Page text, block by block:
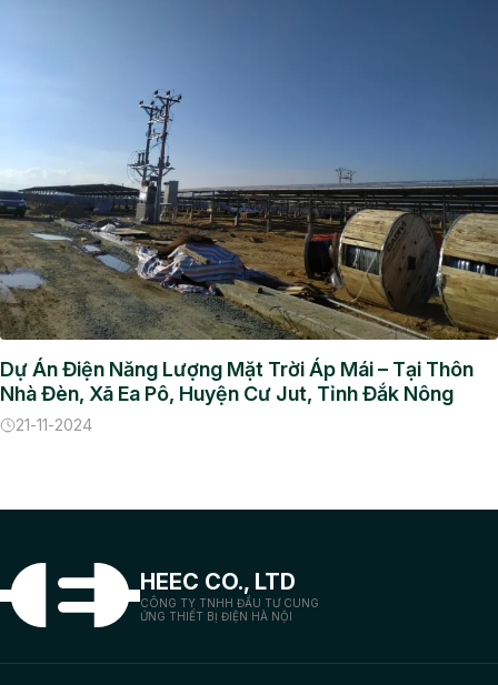
Dự Án Điện Năng Lượng Mặt Trời Áp Mái – Tại Thôn
Nhà Đèn, Xã Ea Pô, Huyện Cư Jut, Tỉnh Đắk Nông
21-11-2024
HEEC CO., LTD
CÔNG TY TNHH ĐẦU TƯ CUNG
ỨNG THIẾT BỊ ĐIỆN HÀ NỘI